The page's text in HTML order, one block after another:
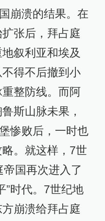
崩溃的结果。在
张后，拜占庭
叙利亚和埃及
得不后撤到小
整防线。而阿
斯山脉未果，
惨败后，一时也
。就这样，7世
国再次进入了
”时代。7世纪地
崩溃给拜占庭